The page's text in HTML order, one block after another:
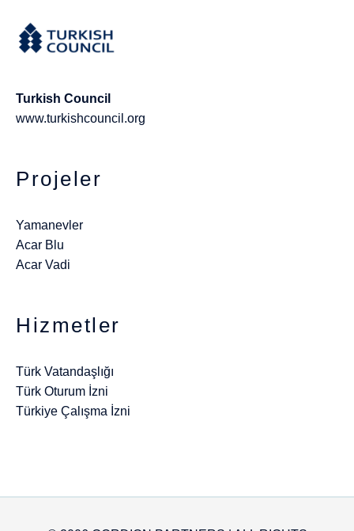
Turkish Council
www.turkishcouncil.org
Projeler
Yamanevler
Acar Blu
Acar Vadi
Hizmetler
Türk Vatandaşlığı
Türk Oturum İzni
Türkiye Çalışma İzni